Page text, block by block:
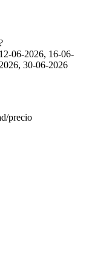
06-2026, 16-06-
30-06-2026
precio